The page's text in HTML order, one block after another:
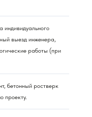
индивидуального
выезд инженера,
работы (при
бетонный ростверк
проекту.